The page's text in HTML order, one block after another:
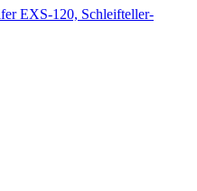
EXS-120, Schleifteller-